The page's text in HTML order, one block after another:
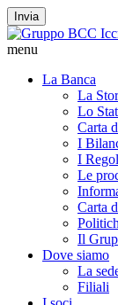
Invia
menu
La Banca
La
Lo
Carta
I
I
Le
Carta
Il
Dove siamo
La
Filiali